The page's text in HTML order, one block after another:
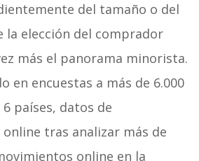
del tamaño o del
la elección del comprador
más el panorama minorista.
en encuestas a más de 6.000
países, datos de
tras analizar más de
online en la